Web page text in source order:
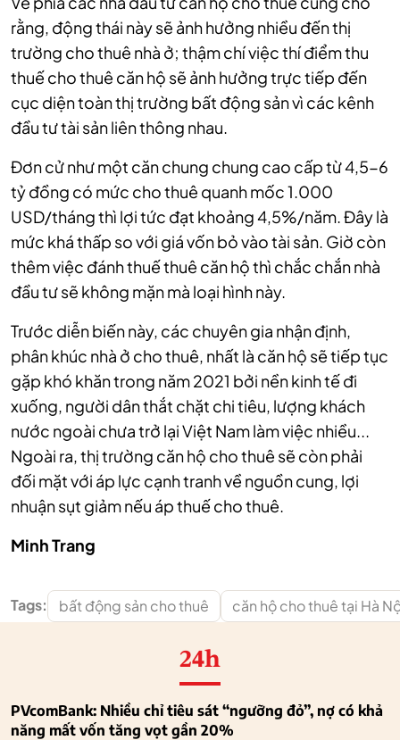
rằng, động thái này sẽ ảnh hưởng nhiều đến thị
trường cho thuê nhà ở; thậm chí việc thí điểm thu
thuế cho thuê căn hộ sẽ ảnh hưởng trực tiếp đến
cục diện toàn thị trường bất động sản vì các kênh
đầu tư tài sản liên thông nhau.
Đơn cử như một căn chung chung cao cấp từ 4,5-6
tỷ đồng có mức cho thuê quanh mốc 1.000
USD/tháng thì lợi tức đạt khoảng 4,5%/năm. Đây là
mức khá thấp so với giá vốn bỏ vào tài sản. Giờ còn
thêm việc đánh thuế thuê căn hộ thì chắc chắn nhà
đầu tư sẽ không mặn mà loại hình này.
Trước diễn biến này, các chuyên gia nhận định,
phân khúc nhà ở cho thuê, nhất là căn hộ sẽ tiếp tục
gặp khó khăn trong năm 2021 bởi nền kinh tế đi
xuống, người dân thắt chặt chi tiêu, lượng khách
nước ngoài chưa trở lại Việt Nam làm việc nhiều...
Ngoài ra, thị trường căn hộ cho thuê sẽ còn phải
đối mặt với áp lực cạnh tranh về nguồn cung, lợi
nhuận sụt giảm nếu áp thuế cho thuê.
Minh Trang
Tags: bất động sản cho thuê căn hộ cho thuê tại Hà
24h
PVcomBank: Nhiều chỉ tiêu sát “ngưỡng đỏ”, nợ có khả
năng mất vốn tăng vọt gần 20%